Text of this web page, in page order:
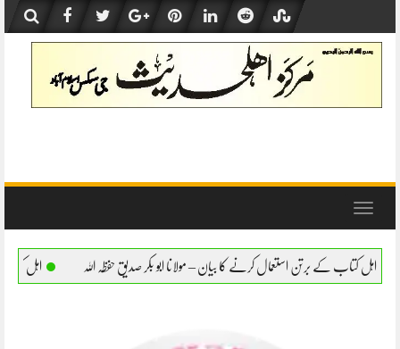
content
Toggle
کرنے کا بیان – مولانا ابو بکر صدیق حفظہ اللہ اہل کتاب کے برتن استعمال کرنے کا